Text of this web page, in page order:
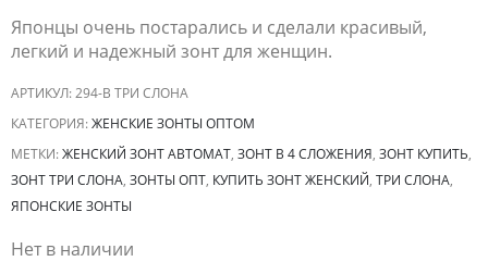
Японцы очень постарались и сделали красивый,
легкий и надежный зонт для женщин.
АРТИКУЛ:294-B ТРИ СЛОНА
КАТЕГОРИЯ:ЖЕНСКИЕ ЗОНТЫ ОПТОМ
МЕТКИ:ЖЕНСКИЙ ЗОНТ АВТОМАТ, ЗОНТ В 4 СЛОЖЕНИЯ, ЗОНТ КУПИТЬ,
ЗОНТ ТРИ СЛОНА, ЗОНТЫ ОПТ, КУПИТЬ ЗОНТ ЖЕНСКИЙ, ТРИ СЛОНА,
ЯПОНСКИЕ ЗОНТЫ
Нет в наличии